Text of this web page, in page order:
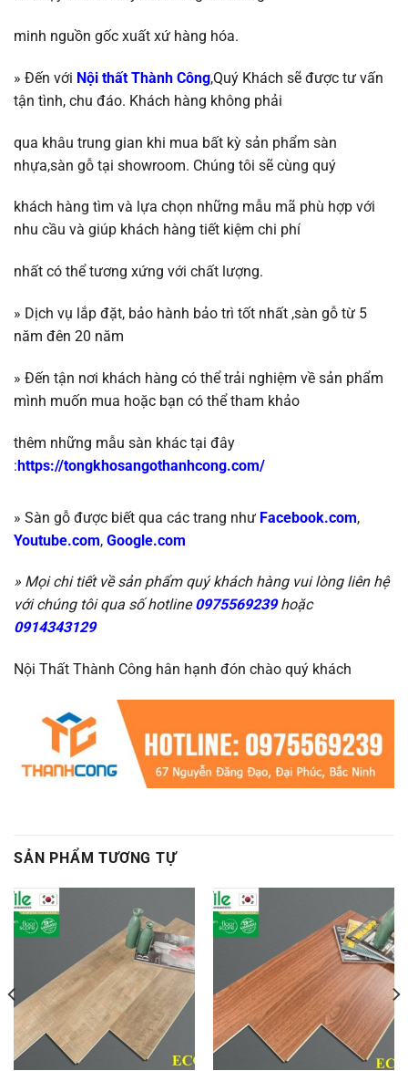
minh nguồn gốc xuất xứ hàng hóa.
» Đến với Nội thất Thành Công,Quý Khách sẽ được tư vấn
tận tình, chu đáo. Khách hàng không phải
qua khâu trung gian khi mua bất kỳ sản phẩm sàn
nhựa,sàn gỗ tại showroom. Chúng tôi sẽ cùng quý
khách hàng tìm và lựa chọn những mẫu mã phù hợp với
nhu cầu và giúp khách hàng tiết kiệm chi phí
nhất có thể tương xứng với chất lượng.
» Dịch vụ lắp đặt, bảo hành bảo trì tốt nhất ,sàn gỗ từ 5
năm đên 20 năm
» Đến tận nơi khách hàng có thể trải nghiệm về sản phẩm
mình muốn mua hoặc bạn có thể tham khảo
thêm những mẫu sàn khác tại đây
:https://tongkhosangothanhcong.com/
» Sàn gỗ được biết qua các trang như Facebook.com,
Youtube.com, Google.com
» Mọi chi tiết về sản phẩm quý khách hàng vui lòng liên hệ
với chúng tôi qua số hotline0975569239hoặc
0914343129
Nội Thất Thành Công hân hạnh đón chào quý khách
SẢN PHẨM TƯƠNG TỰ